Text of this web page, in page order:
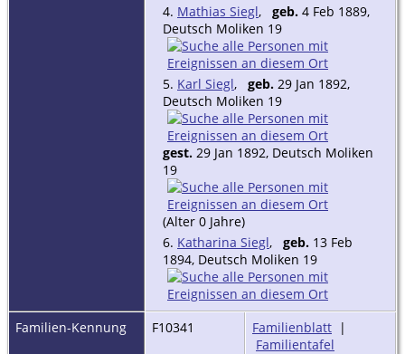
4. Mathias Siegl, geb. 4 Feb 1889,
Deutsch Moliken 19
5. Karl Siegl, geb. 29 Jan 1892,
Deutsch Moliken 19
gest. 29 Jan 1892, Deutsch Moliken
19
(Alter 0 Jahre)
6. Katharina Siegl, geb. 13 Feb
1894, Deutsch Moliken 19
Familien-Kennung F10341 Familienblatt |
Familientafel